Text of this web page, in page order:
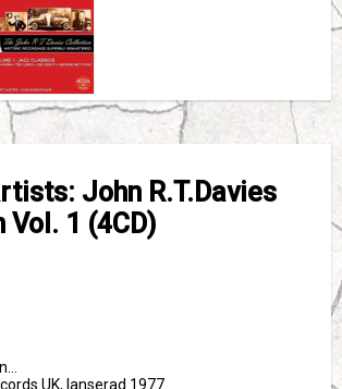
John R.T.Davies
1 (4CD)
UK, lanserad 1977